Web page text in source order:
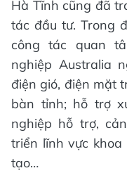
Hà Tĩnh cũng đã
tác đầu tư. Trong
công tác quan
nghiệp Australia
điện gió, điện mặt
bàn tỉnh; hỗ trợ
nghiệp hỗ trợ,
triển lĩnh vực khoa
tạo…